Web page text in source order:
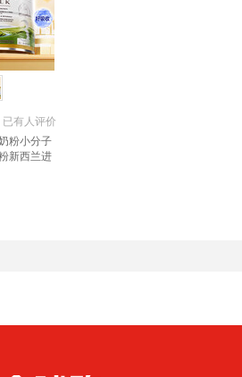
已有人评价
粉小分子
新西兰进